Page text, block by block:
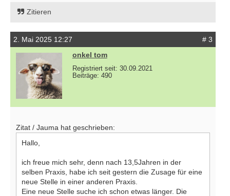
Zitieren
2. Mai 2025 12:27
# 3
onkel tom
Registriert seit: 30.09.2021
Beiträge: 490
Zitat / Jauma hat geschrieben:
Hallo,
ich freue mich sehr, denn nach 13,5Jahren in der
selben Praxis, habe ich seit gestern die Zusage für eine
neue Stelle in einer anderen Praxis.
Eine neue Stelle suche ich schon etwas länger. Die